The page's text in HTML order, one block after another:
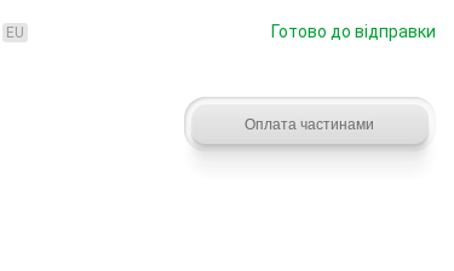
EU Готово до відправки